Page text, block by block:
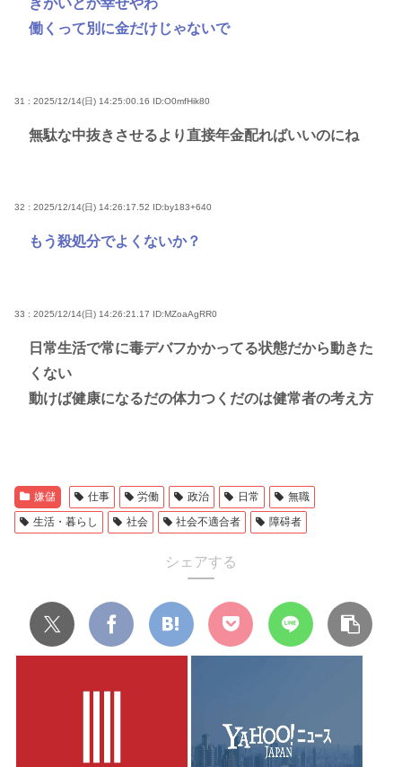
きがいとか幸せやわ
働くって別に金だけじゃないで
31 : 2025/12/14(日) 14:25:00.16 ID:O0mfHik80
無駄な中抜きさせるより直接年金配ればいいのにね
32 : 2025/12/14(日) 14:26:17.52 ID:by183+640
もう殺処分でよくないか？
33 : 2025/12/14(日) 14:26:21.17 ID:MZoaAgRR0
日常生活で常に毒デバフかかってる状態だから動きた
くない
動けば健康になるだの体力つくだのは健常者の考え方
嫌儲 仕事 労働 政治 日常
無職
生活・暮らし
社会 社会不適合者 障碍者
シェアする